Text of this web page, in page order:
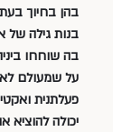
בהן בחיוך
בנות גילה של
בה שוחחו
על שמעולם
פעלתנית
יכולה להוציא